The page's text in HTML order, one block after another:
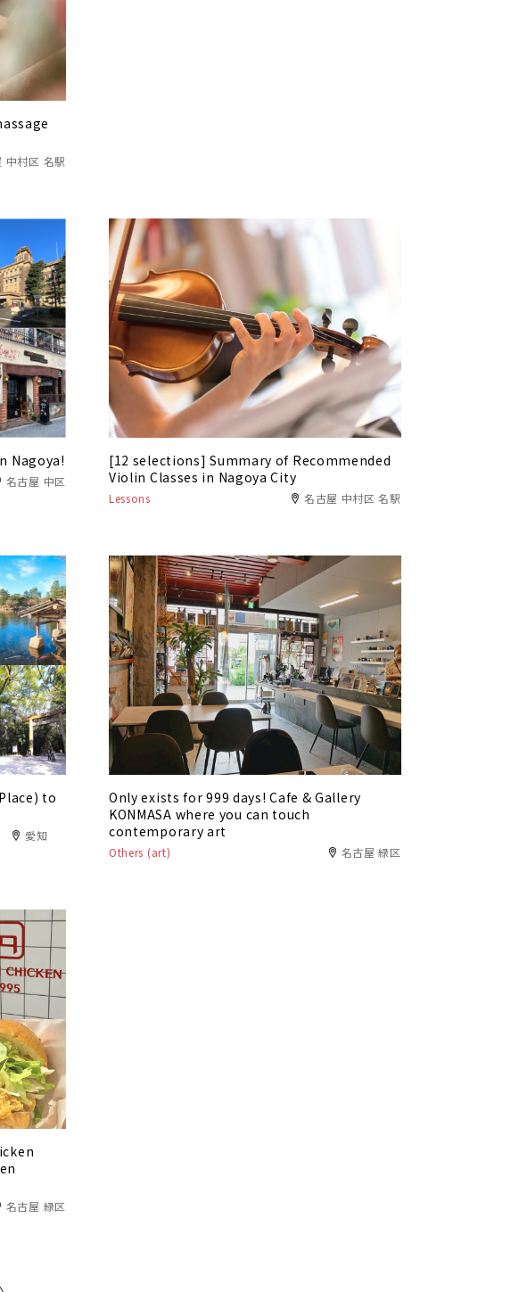
中村区 名駅
Nagoya!
名古屋 中区
[12 selections] Summary of Recommended
Violin Classes in Nagoya City
Lessons 名古屋 中村区 名駅
to
愛知
Only exists for 999 days! Cafe & Gallery
KONMASA where you can touch
contemporary art
Others (art) 名古屋 緑区
名古屋 緑区